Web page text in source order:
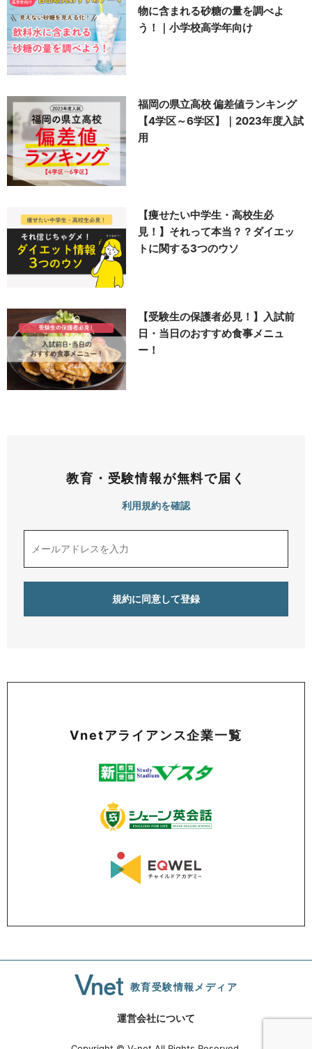
物に含まれる砂糖の量を調べよ
う！｜小学校高学年向け
福岡の県立高校 偏差値ランキング
【4学区～6学区】｜2023年度入試
用
【痩せたい中学生・高校生必
見！】それって本当？？ダイエッ
トに関する3つのウソ
【受験生の保護者必見！】入試前
日・当日のおすすめ食事メニュ
ー！
教育・受験情報が無料で届く
利用規約を確認
Vnetアライアンス企業一覧
教育受験情報メディア
運営会社について